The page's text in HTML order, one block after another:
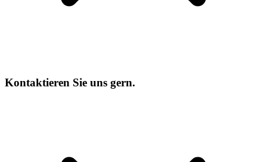
Kontaktieren Sie uns gern.